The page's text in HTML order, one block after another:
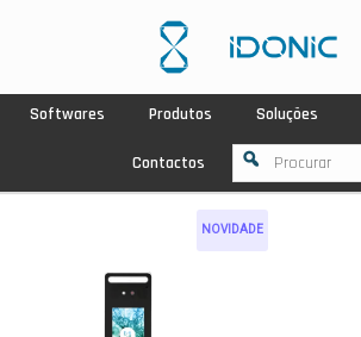
Softwares Produtos Soluções
Contactos
NOVIDADE